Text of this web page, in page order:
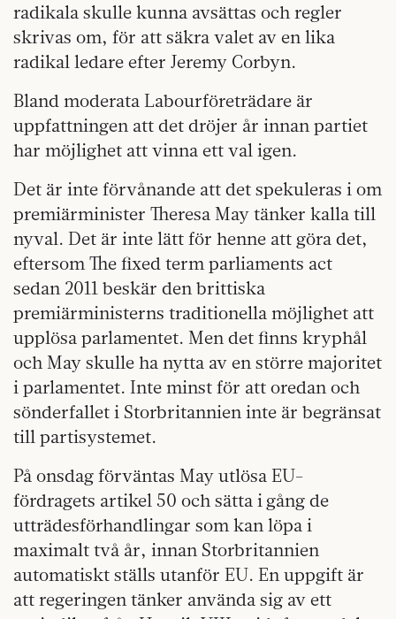
radikala skulle kunna avsättas och regler
skrivas om, för att säkra valet av en lika
radikal ledare efter Jeremy Corbyn.
Bland moderata Labourföreträdare är
uppfattningen att det dröjer år innan partiet
har möjlighet att vinna ett val igen.
Det är inte förvånande att det spekuleras i om
premiärminister Theresa May tänker kalla till
nyval. Det är inte lätt för henne att göra det,
eftersom The fixed term parliaments act
sedan 2011 beskär den brittiska
premiärministerns traditionella möjlighet att
upplösa parlamentet. Men det finns kryphål
och May skulle ha nytta av en större majoritet
i parlamentet. Inte minst för att oredan och
sönderfallet i Storbritannien inte är begränsat
till partisystemet.
På onsdag förväntas May utlösa EU-
fördragets artikel 50 och sätta i gång de
utträdesförhandlingar som kan löpa i
maximalt två år, innan Storbritannien
automatiskt ställs utanför EU. En uppgift är
att regeringen tänker använda sig av ett